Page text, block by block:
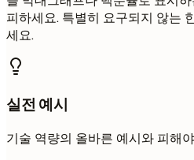
피하세요. 특별히 요구되지 않는
세요.
실전 예시
기술 역량의 올바른 예시와 피해